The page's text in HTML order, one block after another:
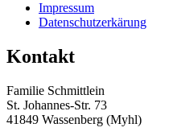
Impressum
Datenschutzerkärung
Kontakt
Familie Schmittlein
St. Johannes-Str. 73
41849 Wassenberg (Myhl)